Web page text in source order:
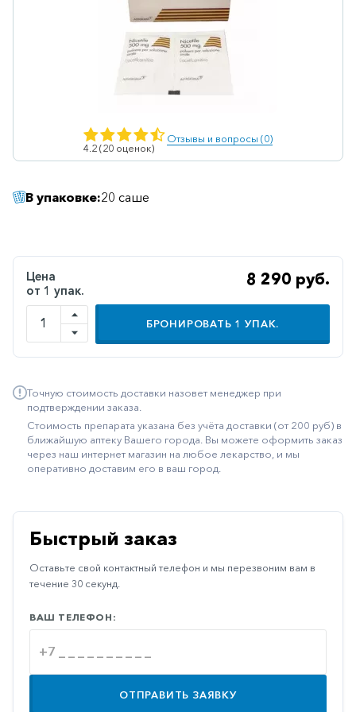
Гематологические
Гепатопротекторы
Гинекология
Диабетические
Желудочно-
кишечные
Иммунодепрессанты
Климактерические
Метаболизм
Минеральный
обмен
Неврологические
Остеопороз
Паркинсон
Противовирусные
4.2 (20 оценок)
Отзывы и вопросы (0)
В упаковке:20 саше
Цена
от 1 упак.
8 290 руб.
БРОНИРОВАТЬ 1 УПАК.
Точную стоимость доставки назовет менеджер при
подтверждении заказа.
Стоимость препарата указана без учёта доставки (от 200 руб) в
ближайшую аптеку Вашего города. Вы можете оформить заказ
через наш интернет магазин на любое лекарство, и мы
оперативно доставим его в ваш город.
Быстрый заказ
Оставьте свой контактный телефон и мы перезвоним вам в
течение 30 секунд.
ВАШ ТЕЛЕФОН:
ОТПРАВИТЬ ЗАЯВКУ